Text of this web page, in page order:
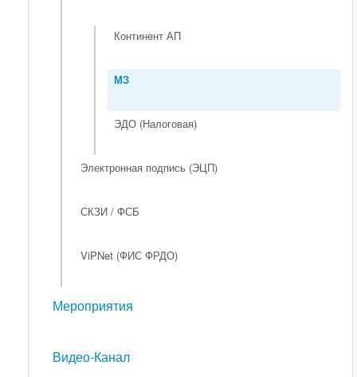
Континент АП
МЗ
ЭДО (Налоговая)
Электронная подпись (ЭЦП)
СКЗИ / ФСБ
ViPNet (ФИС ФРДО)
Мероприятия
Видео-Канал